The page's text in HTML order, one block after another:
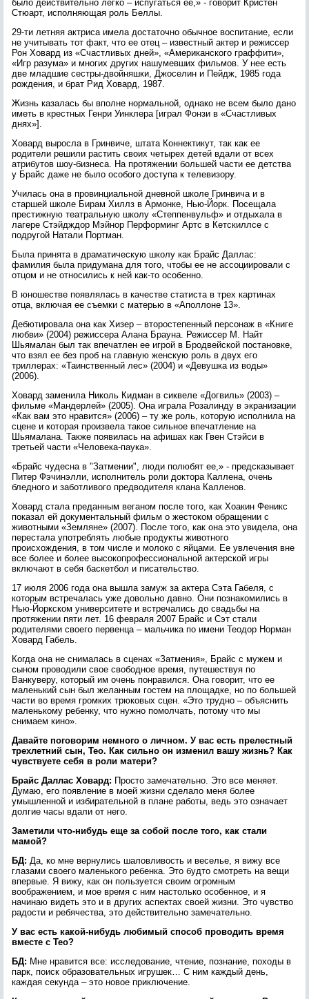
было действительно легко – испугаться ее,» - говорит Кристен
Стюарт, исполняющая роль Беллы.
29-ти летняя актриса имела достаточно обычное воспитание, если
не учитывать тот факт, что ее отец – известный актер и режиссер
Рон Ховард из «Счастливых дней», «Американского граффити»,
«Игр разума» и многих других нашумевших фильмов. У нее есть
две младшие сестры-двойняшки, Джоселин и Пейдж, 1985 года
рождения, и брат Рид Ховард, 1987.
Жизнь казалась бы вполне нормальной, однако не всем было дано
иметь в крестных Генри Уинклера [играл Фонзи в «Счастливых
днях»].
Ховард выросла в Гринвиче, штата Коннектикут, так как ее
родители решили растить своих четырех детей вдали от всех
атрибутов шоу-бизнеса. На протяжении большей части ее детства
у Брайс даже не было особого доступа к телевизору.
Училась она в провинциальной дневной школе Гринвича и в
старшей школе Бирам Хиллз в Армонке, Нью-Йорк. Посещала
престижную театральную школу «Степпенвульф» и отдыхала в
лагере Стэйдждор Мэйнор Перформинг Артс в Кетскиллсе с
подругой Натали Портман.
Была принята в драматическую школу как Брайс Даллас:
фамилия была придумана для того, чтобы ее не ассоциировали с
отцом и не относились к ней как-то особенно.
В юношестве появлялась в качестве статиста в трех картинах
отца, включая ее съемки с матерью в «Аполлоне 13».
Дебютировала она как Хизер – второстепенный персонаж в «Книге
любви» (2004) режиссера Алана Брауна. Режиссер М. Найт
Шьямалан был так впечатлен ее игрой в Бродвейской постановке,
что взял ее без проб на главную женскую роль в двух его
триллерах: «Таинственный лес» (2004) и «Девушка из воды»
(2006).
Ховард заменила Николь Кидман в сиквеле «Догвиль» (2003) –
фильме «Мандерлей» (2005). Она играла Розалинду в экранизации
«Как вам это нравится» (2006) – ту же роль, которую исполнила на
сцене и которая произвела такое сильное впечатление на
Шьямалана. Также появилась на афишах как Гвен Стэйси в
третьей части «Человека-паука».
«Брайс чудесна в "Затмении", люди полюбят ее,» - предсказывает
Питер Фэчинэлли, исполнитель роли доктора Каллена, очень
бледного и заботливого предводителя клана Калленов.
Ховард стала преданным веганом после того, как Хоакин Феникс
показал ей документальный фильм о жестоком обращении с
животными «Земляне» (2007). После того, как она это увидела, она
перестала употреблять любые продукты животного
происхождения, в том числе и молоко с яйцами. Ее увлечения вне
все более и более высокопрофессиональной актерской игры
включают в себя баскетбол и писательство.
17 июля 2006 года она вышла замуж за актера Сэта Габеля, с
которым встречалась уже довольно давно. Они познакомились в
Нью-Йоркском университете и встречались до свадьбы на
протяжении пяти лет. 16 февраля 2007 Брайс и Сэт стали
родителями своего первенца – мальчика по имени Теодор Норман
Ховард Габель.
Когда она не снималась в сценах «Затмения», Брайс с мужем и
сыном проводили свое свободное время, путешествуя по
Ванкуверу, который им очень понравился. Она говорит, что ее
маленький сын был желанным гостем на площадке, но по большей
части во время громких трюковых сцен. «Это трудно – объяснить
маленькому ребенку, что нужно помолчать, потому что мы
снимаем кино».
Давайте поговорим немного о личном. У вас есть прелестный
трехлетний сын, Тео. Как сильно он изменил вашу жизнь? Как
чувствуете себя в роли матери?
Брайс Даллас Ховард: Просто замечательно. Это все меняет.
Думаю, его появление в моей жизни сделало меня более
умышленной и избирательной в плане работы, ведь это означает
долгие часы вдали от него.
Заметили что-нибудь еще за собой после того, как стали
мамой?
БД: Да, ко мне вернулись шаловливость и веселье, я вижу все
глазами своего маленького ребенка. Это будто смотреть на вещи
впервые. Я вижу, как он пользуется своим огромным
воображением, и мое время с ним настолько особенное, и я
начинаю видеть это и в других аспектах своей жизни. Это чувство
радости и ребячества, это действительно замечательно.
У вас есть какой-нибудь любимый способ проводить время
вместе с Тео?
БД: Мне нравится все: исследование, чтение, познание, походы в
парк, поиск образовательных игрушек… С ним каждый день,
каждая секунда – это новое приключение.